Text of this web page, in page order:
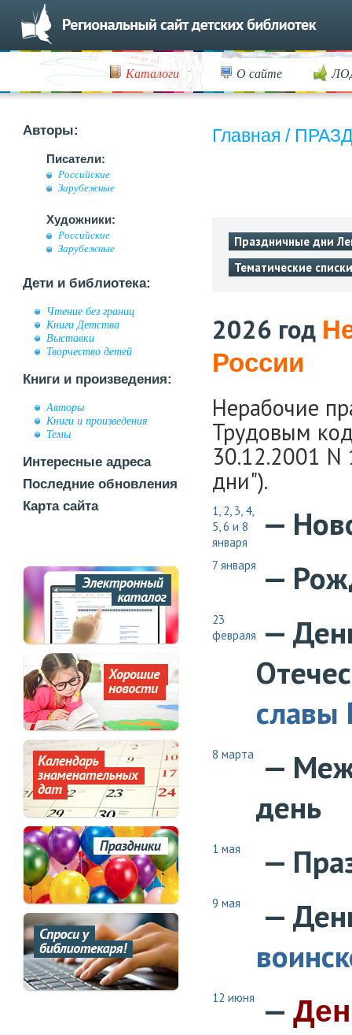
Каталоги О сайте
Авторы:
Писатели:
Российские
Зарубежные
Художники:
Российские
Зарубежные
Дети и библиотека:
Чтение без границ
Книги Детства
Выставки
Творчество детей
Книги и произведения:
Авторы
Книги и произведения
Темы
Интересные адреса
Последние обновления
Карта сайта
Главная /
Праздничные дни
Тематические
2026 год
России
Нерабочие
Трудовым
30.12.2001
дни").
1, 2, 3, 4,
5, 6 и 8
января
—
7 января —
23
февраля
—
славы
8 марта
—
день
1 мая —
9 мая
—
12 июня —